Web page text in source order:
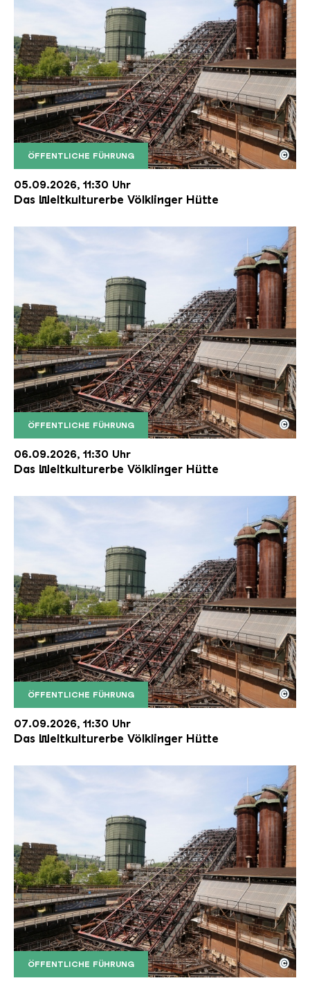
ÖFFENTLICHE FÜHRUNG
Der Erzschrägaufzug der Völklinger Hütte mit
Copyright: Weltkulturerbe Völklinger Hütte | Karl
©
05.09.2026, 11:30 Uhr
Das Weltkulturerbe Völklinger Hütte
ÖFFENTLICHE FÜHRUNG
Der Erzschrägaufzug der Völklinger Hütte mit
Copyright: Weltkulturerbe Völklinger Hütte | Karl
©
06.09.2026, 11:30 Uhr
Das Weltkulturerbe Völklinger Hütte
ÖFFENTLICHE FÜHRUNG
Der Erzschrägaufzug der Völklinger Hütte mit
Copyright: Weltkulturerbe Völklinger Hütte | Karl
©
07.09.2026, 11:30 Uhr
Das Weltkulturerbe Völklinger Hütte
ÖFFENTLICHE FÜHRUNG
Der Erzschrägaufzug der Völklinger Hütte mit
Copyright: Weltkulturerbe Völklinger Hütte | Karl
©